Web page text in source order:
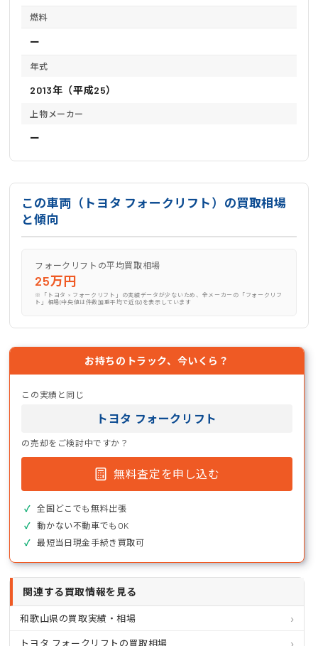
燃料
ー
年式
2013年（平成25）
上物メーカー
ー
この車両（トヨタ フォークリフト）の買取相場
と傾向
フォークリフトの平均買取相場
25万円
※「トヨタ × フォークリフト」の実績データが少ないため、全メーカーの「フォークリフ
ト」相場(中央値は件数加重平均で近似)を表示しています
お持ちのトラック、今いくら？
この実績と同じ
トヨタ フォークリフト
の売却をご検討中ですか？
無料査定を申し込む
全国どこでも無料出張
動かない不動車でもOK
最短当日現金手続き買取可
関連する買取情報を見る
和歌山県の買取実績・相場
トヨタ フォークリフトの買取相場